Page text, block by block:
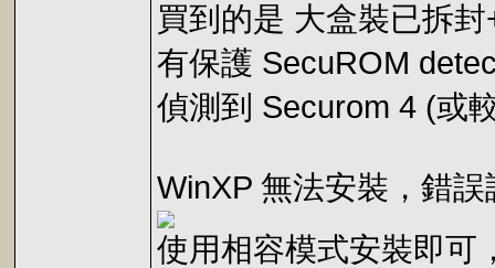
買到的是 大盒裝已拆
有保護 SecuROM
偵測到 Securom 4 (或
WinXP 無法安裝，錯
使用相容模式安裝即可